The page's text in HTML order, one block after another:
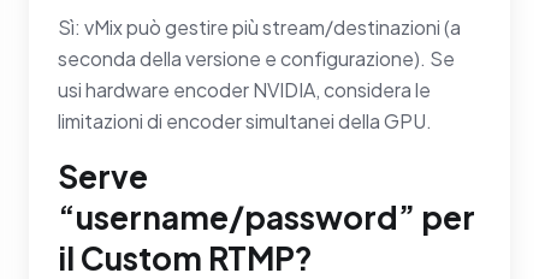
Sì: vMix può gestire più stream/destinazioni (a
seconda della versione e configurazione). Se
usi hardware encoder NVIDIA, considera le
limitazioni di encoder simultanei della GPU.
Serve
“username/password” per
il Custom RTMP?